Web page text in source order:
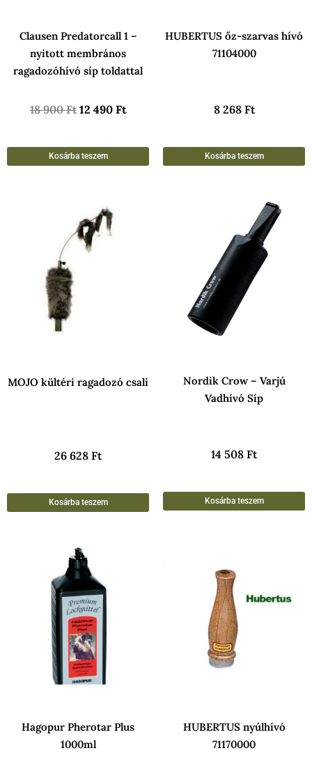
Clausen Predatorcall 1 –
nyitott membrános
ragadozóhívó síp toldattal
18 900Ft 12 490 Ft
Kosárba teszem
HUBERTUS őz-szarvas hívó
71104000
8 268 Ft
Kosárba teszem
MOJO kültéri ragadozó csali
26 628 Ft
Kosárba teszem
Nordik Crow – Varjú
Vadhívó Síp
14 508 Ft
Kosárba teszem
Hagopur Pherotar Plus
1000ml
HUBERTUS nyúlhívó
71170000